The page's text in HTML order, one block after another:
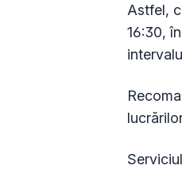
Astfel,
16:30,